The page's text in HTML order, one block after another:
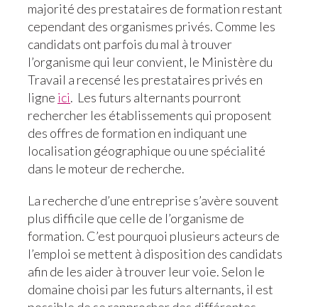
majorité des prestataires de formation restant
cependant des organismes privés. Comme les
candidats ont parfois du mal à trouver
l’organisme qui leur convient, le Ministère du
Travail a recensé les prestataires privés en
ligne ici. Les futurs alternants pourront
rechercher les établissements qui proposent
des offres de formation en indiquant une
localisation géographique ou une spécialité
dans le moteur de recherche.
La recherche d’une entreprise s’avère souvent
plus difficile que celle de l’organisme de
formation. C’est pourquoi plusieurs acteurs de
l’emploi se mettent à disposition des candidats
afin de les aider à trouver leur voie. Selon le
domaine choisi par les futurs alternants, il est